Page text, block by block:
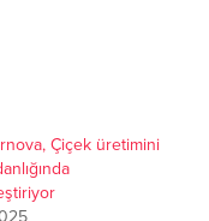
Çiçek üretimini